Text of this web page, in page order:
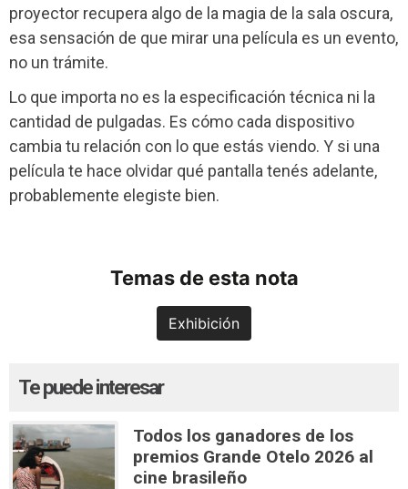
proyector recupera algo de la magia de la sala oscura,
esa sensación de que mirar una película es un evento,
no un trámite.
Lo que importa no es la especificación técnica ni la
cantidad de pulgadas. Es cómo cada dispositivo
cambia tu relación con lo que estás viendo. Y si una
película te hace olvidar qué pantalla tenés adelante,
probablemente elegiste bien.
Temas de esta nota
Exhibición
Te puede interesar
Todos los ganadores de los
premios Grande Otelo 2026 al
cine brasileño